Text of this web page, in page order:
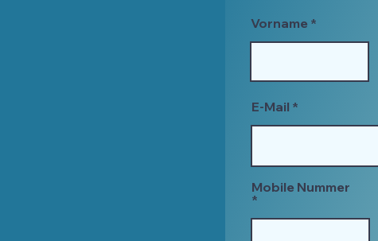
Vorname
E-Mail
Mobile Nummer